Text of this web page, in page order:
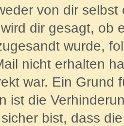
von dir
dir gesagt, ob
wurde,
nicht erhalten
war. Ein Grund
ist die
bist, dass